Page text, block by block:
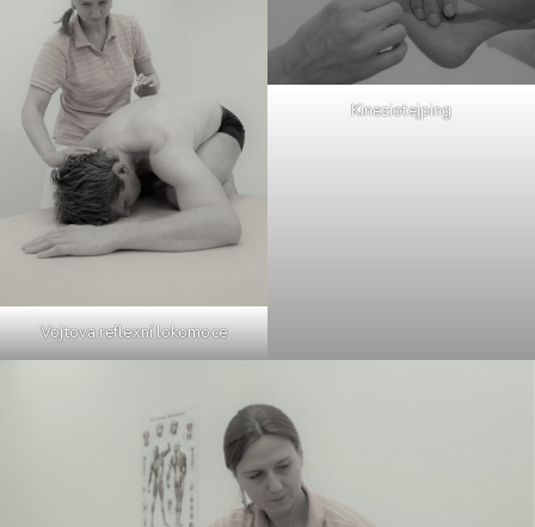
Vojtova reflexní lokomoce
Kineziotejping